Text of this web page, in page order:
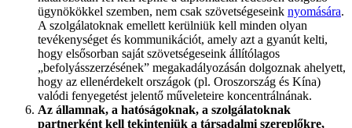
ügynökökkel szemben, nem csak szövetségeseink nyomására.
A szolgálatoknak emellett kerülniük kell minden olyan
tevékenységet és kommunikációt, amely azt a gyanút kelti,
hogy elsősorban saját szövetségeseink állítólagos
„befolyásszerzésének” megakadályozásán dolgoznak ahelyett,
hogy az ellenérdekelt országok (pl. Oroszország és Kína)
valódi fenyegetést jelentő műveleteire koncentrálnának.
Az államnak, a hatóságoknak, a szolgálatoknak
partnerként kell tekinteniük a társadalmi szereplőkre,